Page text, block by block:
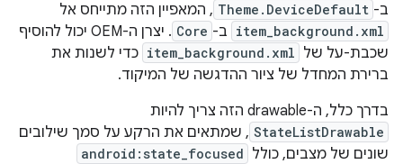
ב- Theme.DeviceDefault , המאפיין הזה מתייחס אל
item_background.xml ב- Core
. יצרן ה-OEM יכול להוסיף
שכבת-על של item_background.xml כדי לשנות את
ברירת המחדל של ציור ההדגשה של המיקוד.
בדרך כלל, ה-drawable הזה צריך להיות
StateListDrawable , שמתאים את הרקע על סמך שילובים
שונים של מצבים, כולל android:state_focused